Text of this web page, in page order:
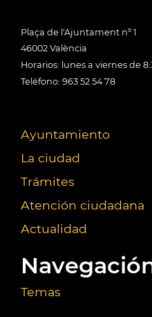
Plaça de l'Ajuntament nº 1
46002 València
Horarios: lunes a viernes de
Teléfono: 963 52 54 78
Ayuntamiento
La ciudad
Trámites
Atención ciudadana
Actualidad
Temas